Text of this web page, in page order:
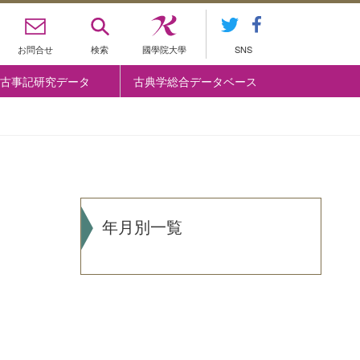
お問合せ 検索 國學院大學 SNS
古事記研究データ 古典学総合データベース
年月別一覧